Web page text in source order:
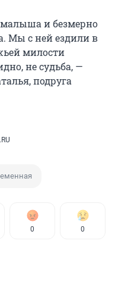
и безмерно
Мы с ней ездили в
милости
не судьба, —
подруга
0 0